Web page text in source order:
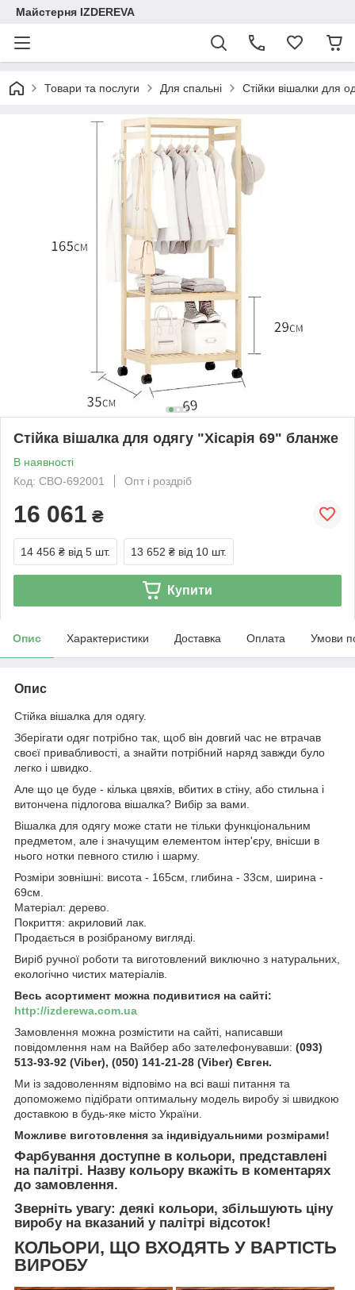
Майстерня IZDEREVA
Товари та послуги Для спальні Стійки вішалки для
Стійка вішалка для одягу "Хісарія 69" бланже
В наявності
Код: СВО-692001
Опт і роздріб
16 061 ₴
14 456 ₴ від 5 шт. 13 652 ₴ від 10 шт.
Купити
Опис Характеристики Доставка Оплата Умови
Опис
Стійка вішалка для одягу.
Зберігати одяг потрібно так, щоб він довгий час не втрачав
своєї привабливості, а знайти потрібний наряд завжди було
легко і швидко.
Але що це буде - кілька цвяхів, вбитих в стіну, або стильна і
витончена підлогова вішалка? Вибір за вами.
Вішалка для одягу може стати не тільки функціональним
предметом, але і значущим елементом інтер'єру, внісши в
нього нотки певного стилю і шарму.
Розміри зовнішні: висота - 165см, глибина - 33см, ширина -
69см.
Матеріал: дерево.
Покриття: акриловий лак.
Продається в розібраному вигляді.
Виріб ручної роботи та виготовлений виключно з натуральних,
екологічно чистих матеріалів.
Весь асортимент можна подивитися на сайті:
http://izderewa.com.ua
Замовлення можна розмістити на сайті, написавши
повідомлення нам на Вайбер або зателефонувавши: (093)
513-93-92 (Viber), (050) 141-21-28 (Viber) Євген.
Ми із задоволенням відповімо на всі ваші питання та
допоможемо підібрати оптимальну модель виробу зі швидкою
доставкою в будь-яке місто України.
Можливе виготовлення за індивідуальними розмірами!
Фарбування доступне в кольори, представлені
на палітрі. Назву кольору вкажіть в коментарях
до замовлення.
Зверніть увагу: деякі кольори, збільшують ціну
виробу на вказаний у палітрі відсоток!
КОЛЬОРИ, ЩО ВХОДЯТЬ У ВАРТІСТЬ
ВИРОБУ